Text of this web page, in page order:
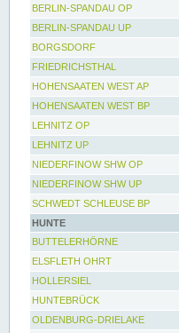
BERLIN-SPANDAU OP
BERLIN-SPANDAU UP
BORGSDORF
FRIEDRICHSTHAL
HOHENSAATEN WEST AP
HOHENSAATEN WEST BP
LEHNITZ OP
LEHNITZ UP
NIEDERFINOW SHW OP
NIEDERFINOW SHW UP
SCHWEDT SCHLEUSE BP
HUNTE
BUTTELERHÖRNE
ELSFLETH OHRT
HOLLERSIEL
HUNTEBRÜCK
OLDENBURG-DRIELAKE